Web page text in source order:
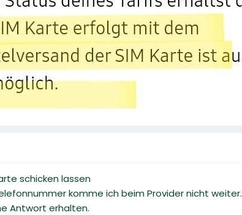
schicken lassen
komme ich beim Provider nicht weiter.
Antwort erhalten.